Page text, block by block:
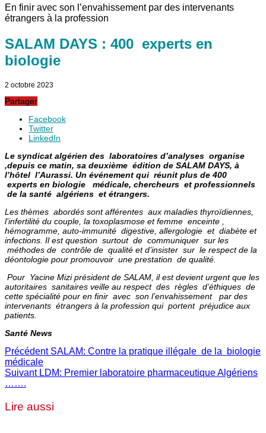
En finir avec son l’envahissement par des intervenants
étrangers à la profession
SALAM DAYS : 400 experts en
biologie
2 octobre 2023
Partager
Facebook
Twitter
LinkedIn
Le syndicat algérien des laboratoires d’analyses organise
,depuis ce matin, sa deuxième édition de SALAM DAYS, à
l’hôtel l’Aurassi. Un événement qui réunit plus de 400
experts en biologie médicale, chercheurs et professionnels
de la santé algériens et étrangers.
Les thèmes abordés sont afférentes aux maladies thyroïdiennes,
l’infertilité du couple, la toxoplasmose et femme enceinte ,
hémogramme, auto-immunité digestive, allergologie et diabète et
infections. Ilestquestion surtout de communiquer sur les
méthodes de contrôle de qualité et d’insister sur le respect de la
déontologie pour promouvoir une prestation de qualité.
Pour Yacine Mizi président de SALAM, il est devient urgent que les
autoritaires sanitaires veille au respect des règles d’éthiques de
cette spécialité pour en finir avec son l’envahissement par des
intervenants étrangers à la profession qui portent préjudice aux
patients
Santé News
PrécédentSALAM: Contre la pratique illégale de la biologie
médicale
SuivantLDM: Premier laboratoire pharmaceutique Algériens
…….
Lire aussi